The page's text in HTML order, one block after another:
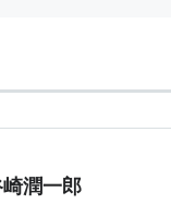
崎潤一郎